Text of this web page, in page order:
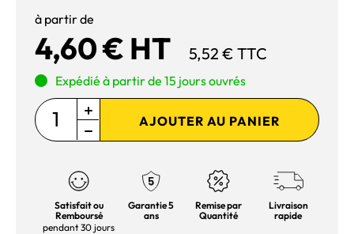
à partir de
4,60 € HT 5,52 € TTC
Expédié à partir de 15 jours ouvrés
AJOUTER AU PANIER
Satisfait ou
Remboursé
pendant 30 jours
Garantie 5
ans
Remise par
Quantité
Livraison
rapide